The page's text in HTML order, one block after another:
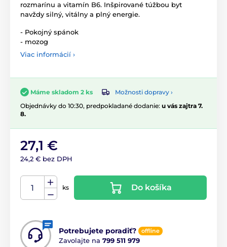
rozmarínu a vitamín B6. Inšpirované túžbou byt
navždy silný, vitálny a plný energie.
- Pokojný spánok
- mozog
Viac informácií ›
Máme skladom 2 ks
Možnosti dopravy ›
Objednávky do 10:30, predpokladané dodanie: u vás zajtra 7.
8.
27,1 €
24,2 € bez DPH
ks Do košíka
Potrebujete poradiť? offline
Zavolajte na 799 511 979